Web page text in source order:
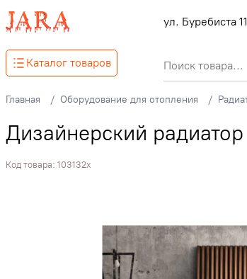
ул. Буребиста
Каталог товаров
Главная Оборудование для отопления
Дизайнерский
Код товара: 103132x